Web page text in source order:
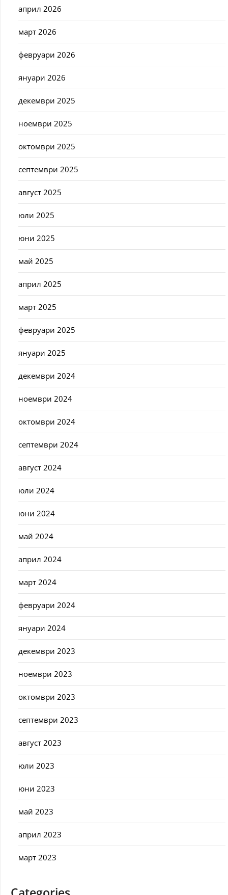
април 2026
март 2026
февруари 2026
януари 2026
декември 2025
ноември 2025
октомври 2025
септември 2025
август 2025
юли 2025
юни 2025
май 2025
април 2025
март 2025
февруари 2025
януари 2025
декември 2024
ноември 2024
октомври 2024
септември 2024
август 2024
юли 2024
юни 2024
май 2024
април 2024
март 2024
февруари 2024
януари 2024
декември 2023
ноември 2023
октомври 2023
септември 2023
август 2023
юли 2023
юни 2023
май 2023
април 2023
март 2023